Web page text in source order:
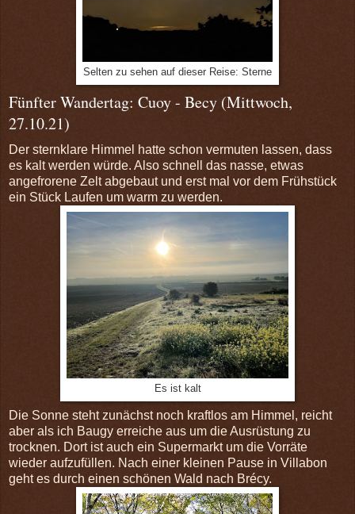
Selten zu sehen auf dieser Reise: Sterne
Fünfter Wandertag: Cuoy - Becy (Mittwoch,
27.10.21)
Der sternklare Himmel hatte schon vermuten lassen, dass
es kalt werden würde. Also schnell das nasse, etwas
angefrorene Zelt abgebaut und erst mal vor dem Frühstück
ein Stück Laufen um warm zu werden.
Es ist kalt
Die Sonne steht zunächst noch kraftlos am Himmel, reicht
aber als ich Baugy erreiche aus um die Ausrüstung zu
trocknen. Dort ist auch ein Supermarkt um die Vorräte
wieder aufzufüllen. Nach einer kleinen Pause in Villabon
geht es durch einen schönen Wald nach Brécy.